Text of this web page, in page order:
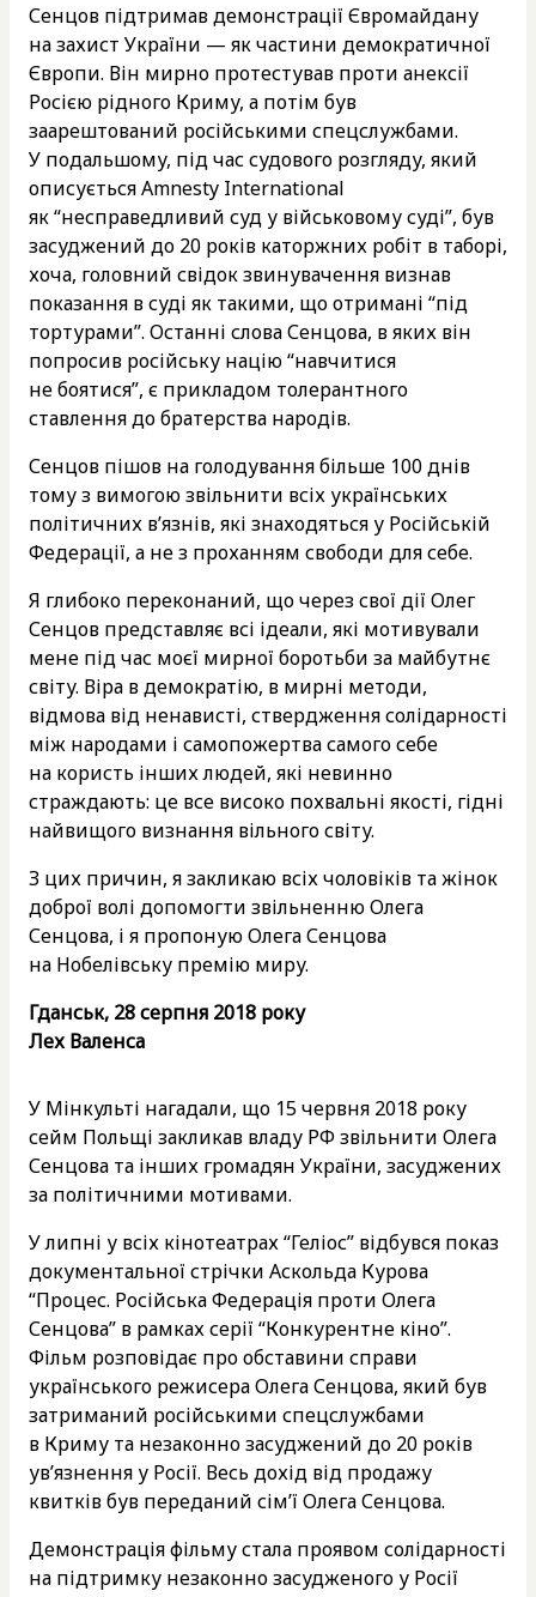
Сенцов підтримав демонстрації Євромайдану
на захист України — як частини демократичної
Європи. Він мирно протестував проти анексії
Росією рідного Криму, а потім був
заарештований російськими спецслужбами.
У подальшому, під час судового розгляду, який
описується Amnesty International
як “несправедливий суд у військовому суді”, був
засуджений до 20 років каторжних робіт в таборі,
хоча, головний свідок звинувачення визнав
показання в суді як такими, що отримані “під
тортурами”. Останні слова Сенцова, в яких він
попросив російську націю “навчитися
не боятися”, є прикладом толерантного
ставлення до братерства народів.
Сенцов пішов на голодування більше 100 днів
тому з вимогою звільнити всіх українських
політичних в’язнів, які знаходяться у Російській
Федерації, а не з проханням свободи для себе.
Я глибоко переконаний, що через свої дії Олег
Сенцов представляє всі ідеали, які мотивували
мене під час моєї мирної боротьби за майбутнє
світу. Віра в демократію, в мирні методи,
відмова від ненависті, ствердження солідарності
між народами і самопожертва самого себе
на користь інших людей, які невинно
страждають: це все високо похвальні якості, гідні
найвищого визнання вільного світу.
З цих причин, я закликаю всіх чоловіків та жінок
доброї волі допомогти звільненню Олега
Сенцова, і я пропоную Олега Сенцова
на Нобелівську премію миру.
Гданськ, 28 серпня 2018 року
Лех Валенса
У Мінкульті нагадали, що 15 червня 2018 року
сейм Польщі закликав владу РФ звільнити Олега
Сенцова та інших громадян України, засуджених
за політичними мотивами.
У липні у всіх кінотеатрах “Геліос” відбувся показ
документальної стрічки Аскольда Курова
“Процес. Російська Федерація проти Олега
Сенцова” в рамках серії “Конкурентне кіно”.
Фільм розповідає про обставини справи
українського режисера Олега Сенцова, який був
затриманий російськими спецслужбами
в Криму та незаконно засуджений до 20 років
ув’язнення у Росії. Весь дохід від продажу
квитків був переданий сім’ї Олега Сенцова.
Демонстрація фільму стала проявом солідарності
на підтримку незаконно засудженого у Росії